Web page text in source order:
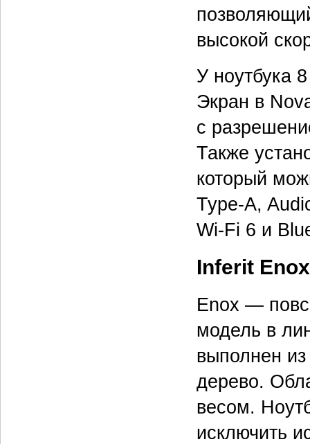
высокой
У ноутбука
Экран в
с
Также
который
Type-A,
Wi-Fi 6 и
Inferit Enox
Enox —
модель в
выполнен
дерево.
весом.
исключить